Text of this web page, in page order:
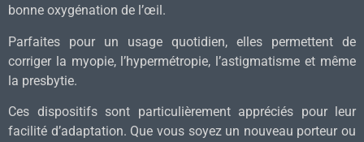
bonne oxygénation de l’œil.
Parfaites pour un usage quotidien, elles permettent de
corriger la myopie, l’hypermétropie, l’astigmatisme et même
la presbytie.
Ces dispositifs sont particulièrement appréciés pour leur
facilité d’adaptation. Que vous soyez un nouveau porteur ou